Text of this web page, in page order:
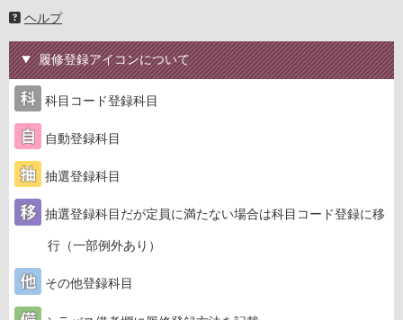
ヘルプ
履修登録アイコンについて
科目コード登録科目
自動登録科目
抽選登録科目
抽選登録科目だが定員に満たない場合は科目コード登録に移
行（一部例外あり）
その他登録科目